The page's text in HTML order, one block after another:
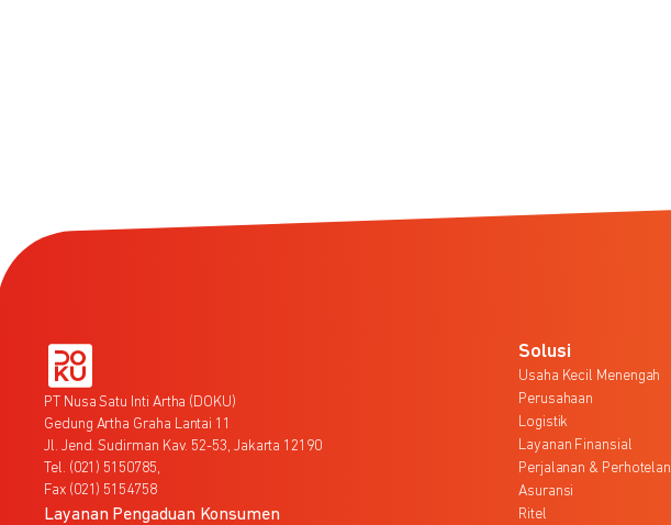
PT Nusa Satu Inti Artha (DOKU)
Gedung Artha Graha Lantai 11
Jl. Jend. Sudirman Kav. 52-53, Jakarta 12190
Tel. (021) 5150785,
Fax (021) 5154758
Layanan Pengaduan Konsumen
Solusi
Usaha Kecil Menengah
Perusahaan
Logistik
Layanan Finansial
Perjalanan & Perhotelan
Asuransi
Ritel